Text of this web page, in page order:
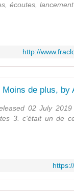
écoutes,
http://
Moins de plus, by
02 July
3. c'était un de